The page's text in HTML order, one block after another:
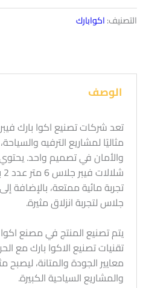
التصنيف:اكوابارك
الوصف
مثاليًا لمشاريع الترفيه
والأمان في تصميم واحد.
تجربة مائية ممتعة، بالإضافة
جلاس لتجربة انزلاق مثيرة.
يتم تصنيع المنتج في مصنع
تقنيات تصنيع الاكوا بارك مع
معايير الجودة والمتانة، ليصبح
والمشاريع السياحية الكبيرة.